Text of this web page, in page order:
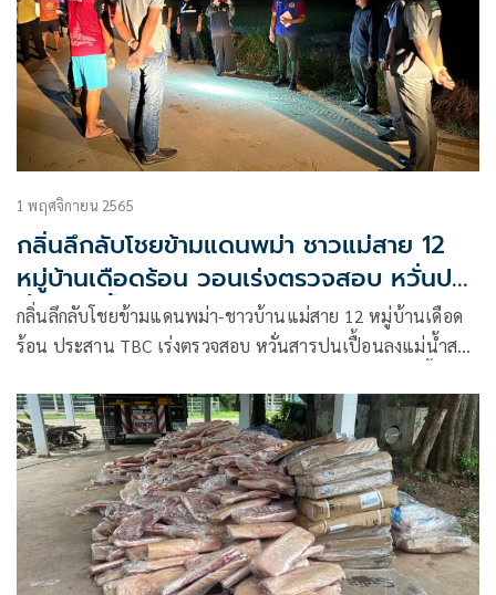
1 พฤศจิกายน 2565
กลิ่นลึกลับโชยข้ามแดนพม่า ชาวแม่สาย 12
หมู่บ้านเดือดร้อน วอนเร่งตรวจสอบ หวั่นปน
เปื้อนแม่น้ำ
กลิ่นลึกลับโชยข้ามแดนพม่า-ชาวบ้านแม่สาย 12 หมู่บ้านเดือด
ร้อน ประสาน TBC เร่งตรวจสอบ หวั่นสารปนเปื้อนลงแม่น้ำสาย
เตรียมลงทุนอุตสาหกรรม